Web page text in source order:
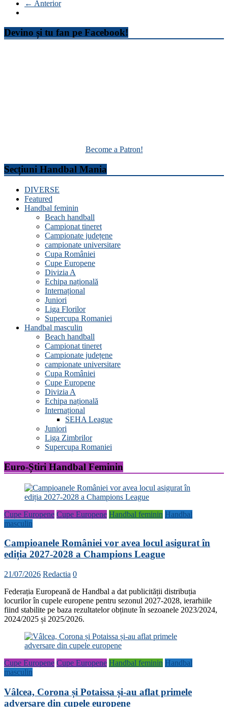
← Anterior
Devino și tu fan pe Facebook!
Become a Patron!
Secțiuni Handbal Mania
DIVERSE
Featured
Handbal feminin
Beach handball
Campionat tineret
Campionate județene
campionate universitare
Cupa României
Cupe Europene
Divizia A
Echipa națională
Internațional
Juniori
Liga Florilor
Supercupa Romaniei
Handbal masculin
Beach handball
Campionat tineret
Campionate județene
campionate universitare
Cupa României
Cupe Europene
Divizia A
Echipa națională
Internațional
SEHA League
Juniori
Liga Zimbrilor
Supercupa Romaniei
Euro-Știri Handbal Feminin
Cupe Europene Cupe Europene Handbal feminin Handbal
masculin
Campioanele României vor avea locul asigurat în
ediția 2027-2028 a Champions League
21/07/2026 Redactia 0
Federația Europeană de Handbal a dat publicității distribuția
locurilor în cupele europene pentru sezonul 2027-2028, ierarhiile
fiind stabilite pe baza rezultatelor obținute în sezoanele 2023/2024,
2024/2025 și 2025/2026.
Cupe Europene Cupe Europene Handbal feminin Handbal
masculin
Vâlcea, Corona și Potaissa și-au aflat primele
adversare din cupele europene